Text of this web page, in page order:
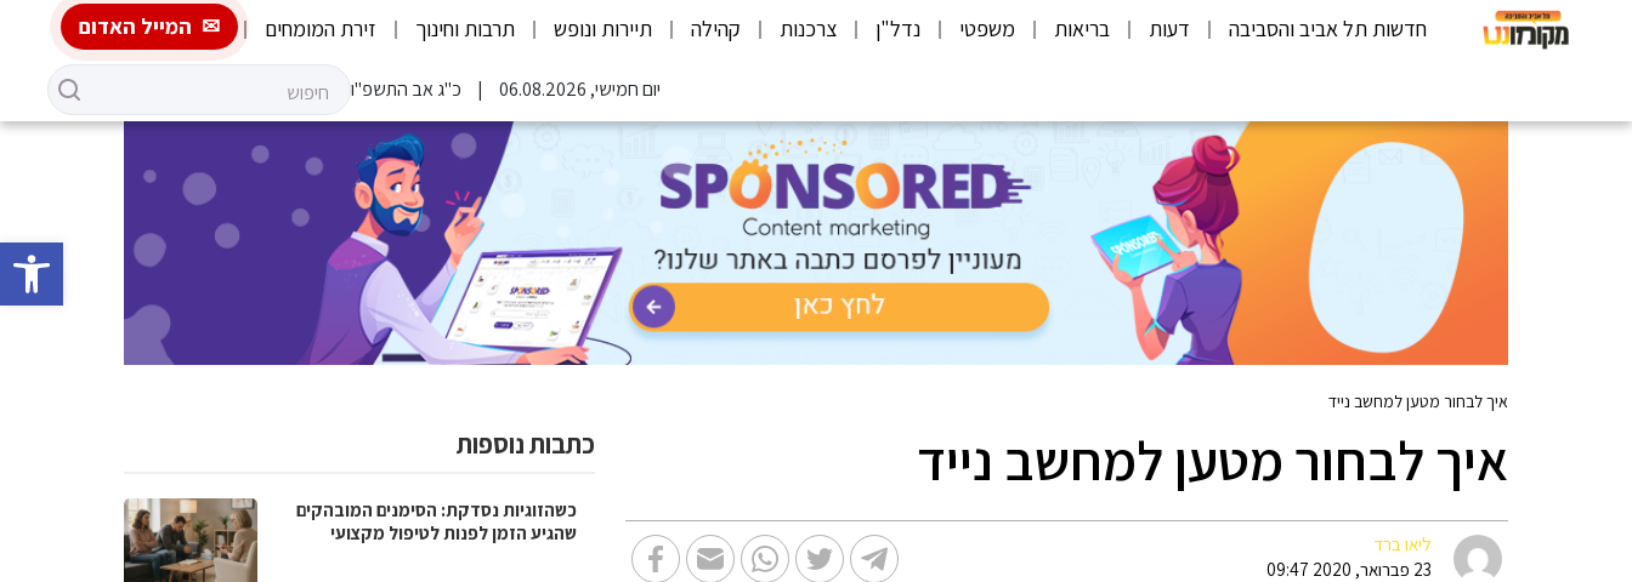
פתח
חדשות תל אביב והסביבה דעות בריאות משפטי נדל"ן צרכנות קהילה תיירות ונופש תרבות וחינוך זירת המומחים המייל האדום
יום חמישי, 06.08.2026 כ"ג אב התשפ"ו
איך לבחור מטען למחשב נייד
איך לבחור מטען למחשב נייד
ליאו ברד
23 פברואר, 2020 09:47
כתבות נוספות
כשהזוגיות נסדקת: הסימנים המובהקים
שהגיע הזמן לפנות לטיפול מקצועי